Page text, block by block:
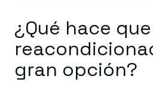
¿Qué hace
gran opción?